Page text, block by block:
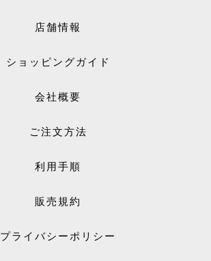
店舗情報
ショッピングガイド
会社概要
ご注文方法
利用手順
販売規約
プライバシーポリシー